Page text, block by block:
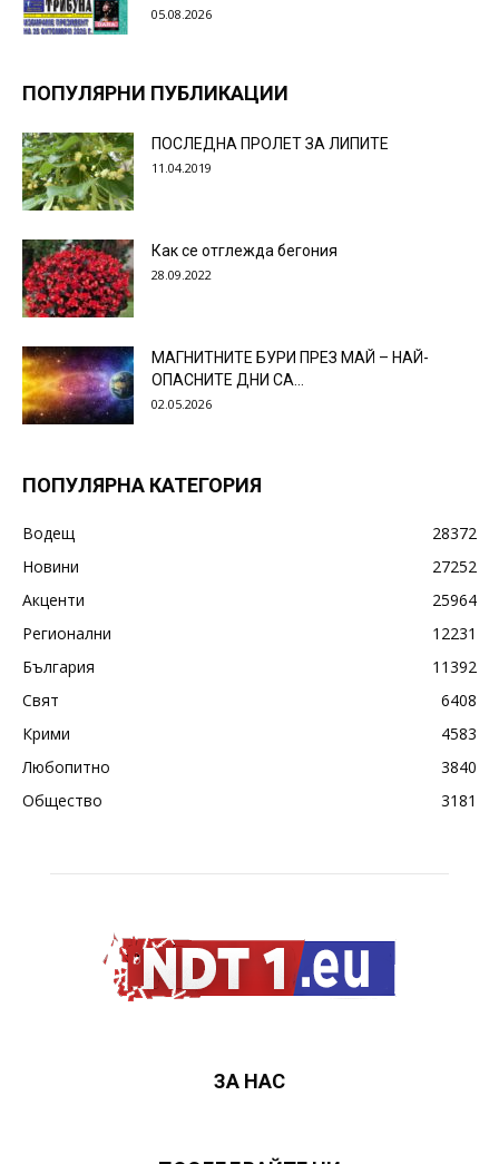
05.08.2026
ПОПУЛЯРНИ ПУБЛИКАЦИИ
ПОСЛЕДНА ПРОЛЕТ ЗА ЛИПИТЕ
11.04.2019
Как се отглежда бегония
28.09.2022
МАГНИТНИТЕ БУРИ ПРЕЗ МАЙ – НАЙ-
ОПАСНИТЕ ДНИ СА…
02.05.2026
ПОПУЛЯРНА КАТЕГОРИЯ
Водещ
28372
Новини
27252
Акценти
25964
Регионални
12231
България
11392
Свят
6408
Крими
4583
Любопитно
3840
Общество
3181
ЗА НАС